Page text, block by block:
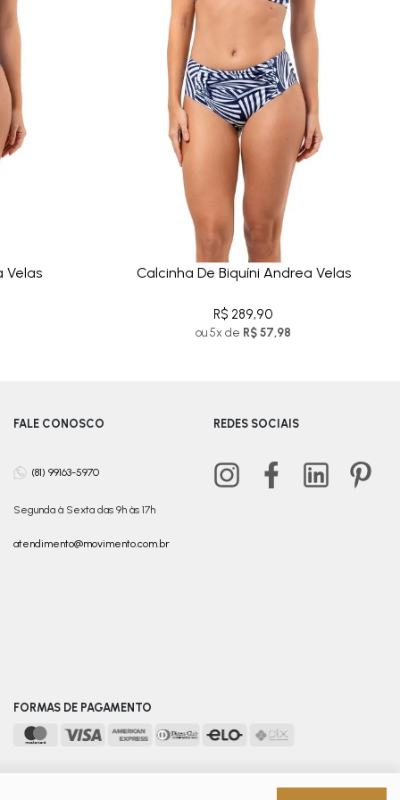
Velas Calcinha De Biquíni Andrea Velas
R$ 289,90
ou 5x de R$ 57,98
FALE CONOSCO
(81) 99163-5970
Segunda à Sexta das 9h às 17h
atendimento@movimento.com.br
REDES SOCIAIS
FORMAS DE PAGAMENTO